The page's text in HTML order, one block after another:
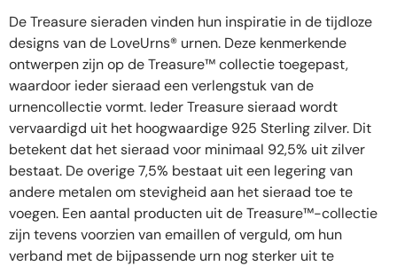
De Treasure sieraden vinden hun inspiratie in de tijdloze
designs van de LoveUrns® urnen. Deze kenmerkende
ontwerpen zijn op de Treasure™ collectie toegepast,
waardoor ieder sieraad een verlengstuk van de
urnencollectie vormt. Ieder Treasure sieraad wordt
vervaardigd uit het hoogwaardige 925 Sterling zilver. Dit
betekent dat het sieraad voor minimaal 92,5% uit zilver
bestaat. De overige 7,5% bestaat uit een legering van
andere metalen om stevigheid aan het sieraad toe te
voegen. Een aantal producten uit de Treasure™-collectie
zijn tevens voorzien van emaillen of verguld, om hun
verband met de bijpassende urn nog sterker uit te